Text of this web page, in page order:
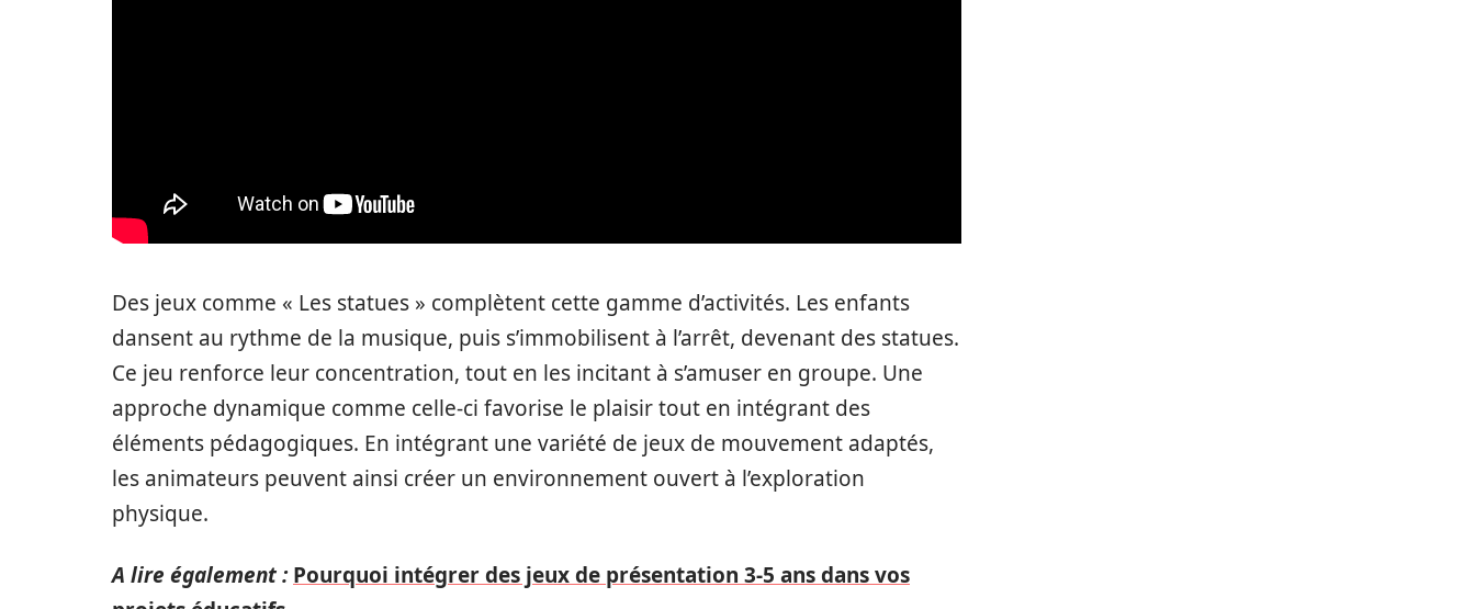
Des jeux comme « Les statues » complètent cette gamme d’activités. Les enfants
dansent au rythme de la musique, puis s’immobilisent à l’arrêt, devenant des statues.
Ce jeu renforce leur concentration, tout en les incitant à s’amuser en groupe. Une
approche dynamique comme celle-ci favorise le plaisir tout en intégrant des
éléments pédagogiques. En intégrant une variété de jeux de mouvement adaptés,
les animateurs peuvent ainsi créer un environnement ouvert à l’exploration
physique.
A lire également : Pourquoi intégrer des jeux de présentation 3-5 ans dans vos